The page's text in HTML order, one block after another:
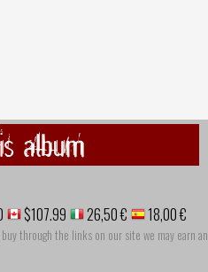
album
$107.99 26,50 € 18,00 €
through the links on our site we may earn an